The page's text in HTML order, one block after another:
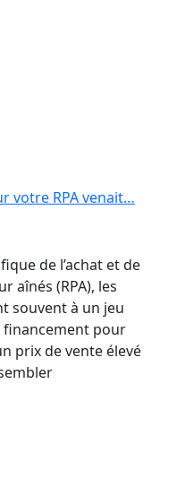
votre RPA venait…
de l’achat et de
aînés (RPA), les
souvent à un jeu
financement pour
prix de vente élevé